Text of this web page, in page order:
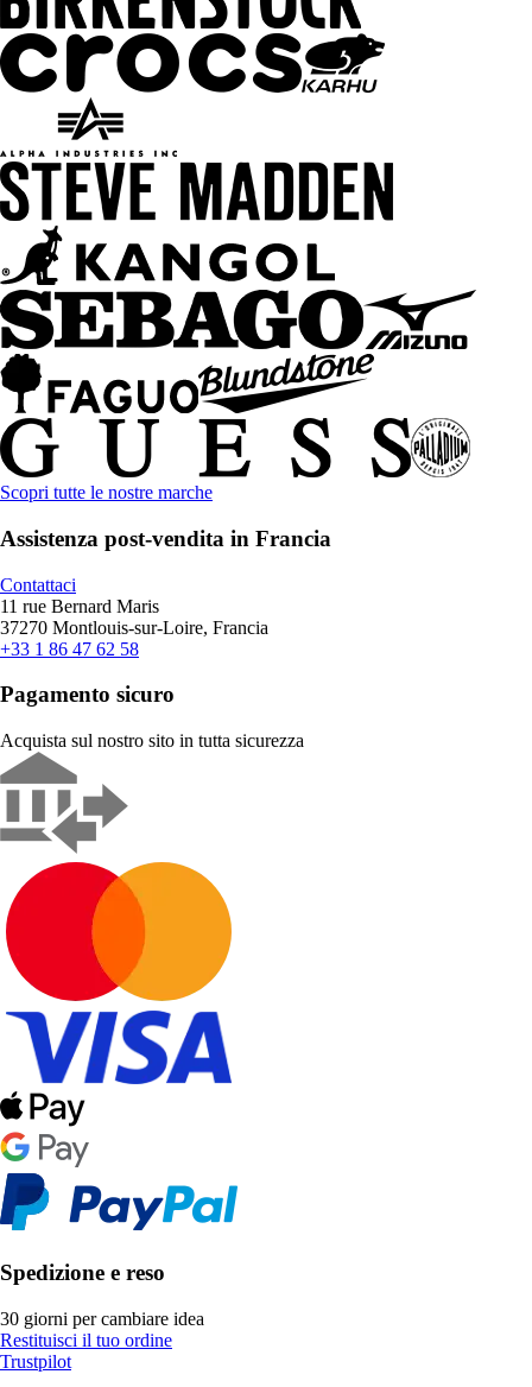
Scopri tutte le nostre marche
Assistenza post-vendita in Francia
Contattaci
11 rue Bernard Maris
37270 Montlouis-sur-Loire, Francia
+33 1 86 47 62 58
Pagamento sicuro
Acquista sul nostro sito in tutta sicurezza
Spedizione e reso
30 giorni per cambiare idea
Restituisci il tuo ordine
Trustpilot